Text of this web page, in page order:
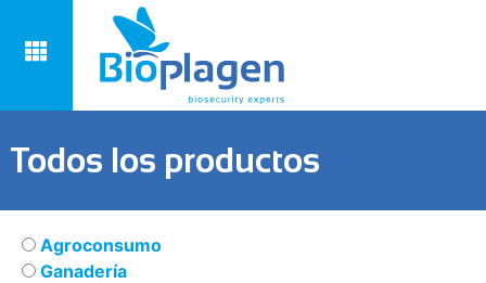
Todos los productos
Agroconsumo
Ganadería